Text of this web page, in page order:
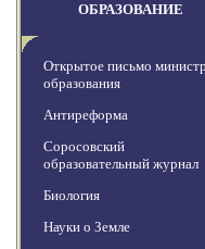
ОБРАЗОВАНИЕ
Открытое письмо
образования
Антиреформа
Соросовский
образовательный журнал
Биология
Науки о Земле